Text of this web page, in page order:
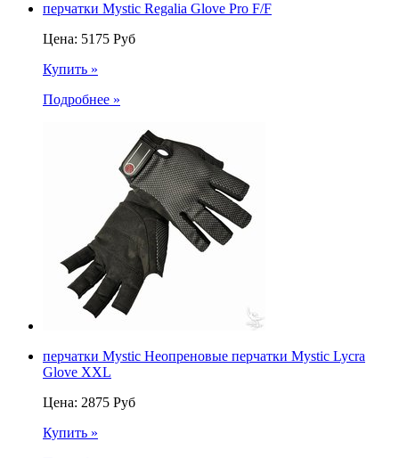
перчатки Mystic Regalia Glove Pro F/F
Цена: 5175 Руб
Купить »
Подробнее »
перчатки Mystic Неопреновые перчатки Mystic Lycra
Glove XXL
Цена: 2875 Руб
Купить »